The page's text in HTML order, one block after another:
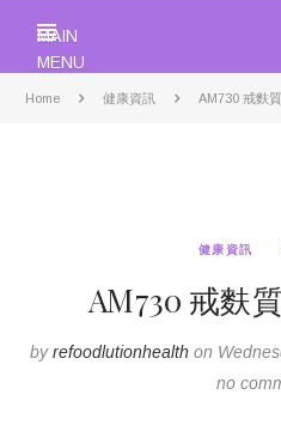
MAIN
MENU
Home 健康資訊 AM730 戒麩
健康資訊
AM730 戒麩
byrefoodlutionhealth on
no